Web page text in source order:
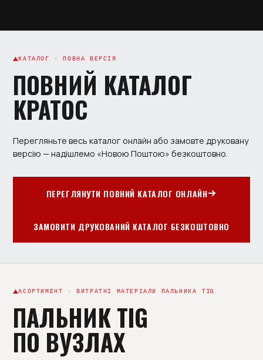
КАТАЛОГ · ПОВНА ВЕРСІЯ
ПОВНИЙ КАТАЛОГ
КРАТОС
Перегляньте весь каталог онлайн або замовте друковану
версію — надішлемо «Новою Поштою» безкоштовно.
ПЕРЕГЛЯНУТИ ПОВНИЙ КАТАЛОГ ОНЛАЙН
ЗАМОВИТИ ДРУКОВАНИЙ КАТАЛОГ БЕЗКОШТОВНО
АСОРТИМЕНТ · ВИТРАТНІ МАТЕРІАЛИ ПАЛЬНИКА TIG
ПАЛЬНИК TIG
ПО ВУЗЛАХ